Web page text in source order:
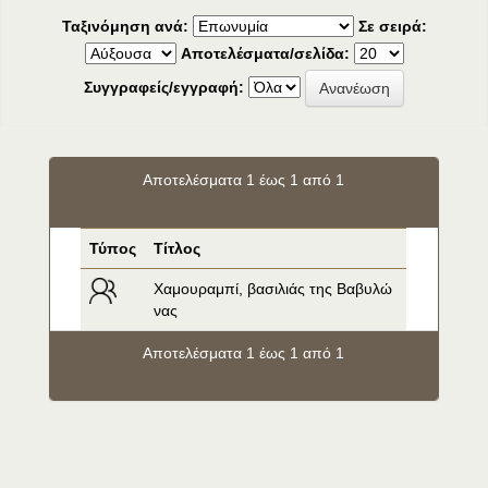
Ταξινόμηση ανά:
Σε σειρά:
Αποτελέσματα/σελίδα:
Συγγραφείς/εγγραφή:
Αποτελέσματα 1 έως 1 από 1
Τύπος Τίτλος
Χαμουραμπί, βασιλιάς της Βαβυλώ
νας
Αποτελέσματα 1 έως 1 από 1